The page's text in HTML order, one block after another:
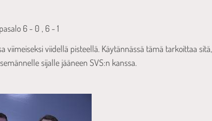
6 - 0 , 6 - 1
viidellä pisteellä. Käytännässä tämä tarkoittaa sitä,
sijalle jääneen SVS:n kanssa.